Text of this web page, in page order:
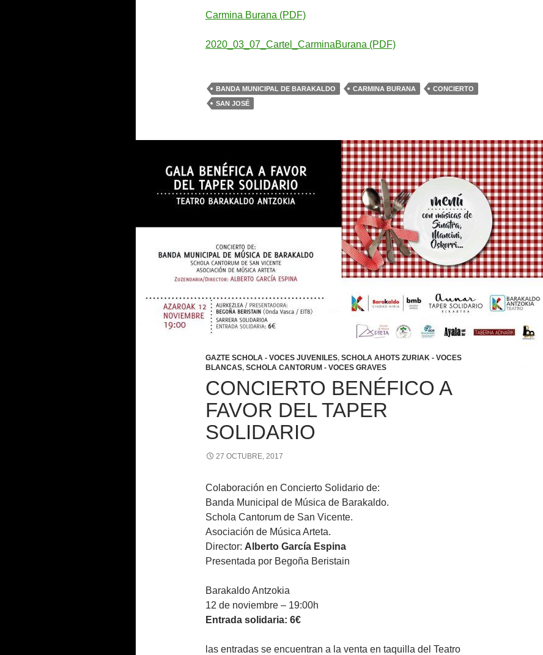
Carmina Burana (PDF)
2020_03_07_Cartel_CarminaBurana (PDF)
BANDA MUNICIPAL DE BARAKALDO CARMINA BURANA
CONCIERTO
SAN JOSÉ
GAZTE SCHOLA - VOCES JUVENILES, SCHOLA AHOTS ZURIAK - VOCES
BLANCAS, SCHOLA CANTORUM - VOCES GRAVES
CONCIERTO BENÉFICO A
FAVOR DEL TAPER
SOLIDARIO
27 OCTUBRE, 2017
Colaboración en Concierto Solidario de:
Banda Municipal de Música de Barakaldo.
Schola Cantorum de San Vicente.
Asociación de Música Arteta.
Director: Alberto García Espina
Presentada por Begoña Beristain
Barakaldo Antzokia
12 de noviembre – 19:00h
Entrada solidaria: 6€
las entradas se encuentran a la venta en taquilla del Teatro